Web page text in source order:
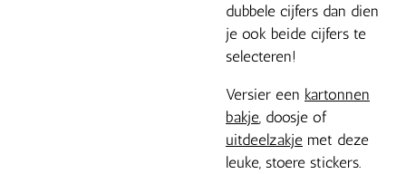
dubbele cijfers dan dien
je ook beide cijfers te
selecteren!
Versier een kartonnen
bakje , doosje of
uitdeelzakje met deze
leuke, stoere stickers.